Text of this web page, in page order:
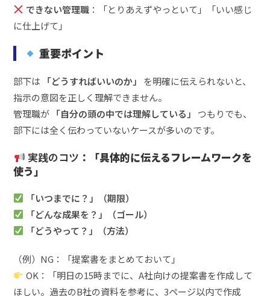
できない管理職：「とりあえずやっといて」「いい感じ
に仕上げて」
重要ポイント
部下は 「どうすればいいのか」
を明確に伝えられないと、
指示の意図を正しく理解できません。
管理職が 「自分の頭の中では理解している」
つもりでも、
部下には全く伝わっていないケースが多いのです。
実践のコツ ：「具体的に伝えるフレームワークを
使う」
「いつまでに？」（期限）
「どんな成果を？」（ゴール）
「どうやって？」（方法）
（例）NG：「提案書をまとめておいて」
OK：「明日の15時までに、A社向けの提案書を作成して
ほしい。過去のB社の資料を参考に、3ページ以内で作成